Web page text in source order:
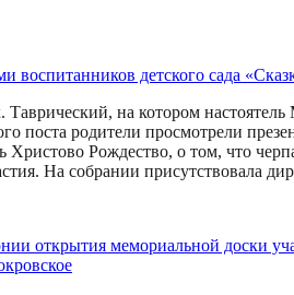
на котором
поста родители просмотрели
Рождество, о том, что
На собрании присутствовала
открытия мемориальной доски